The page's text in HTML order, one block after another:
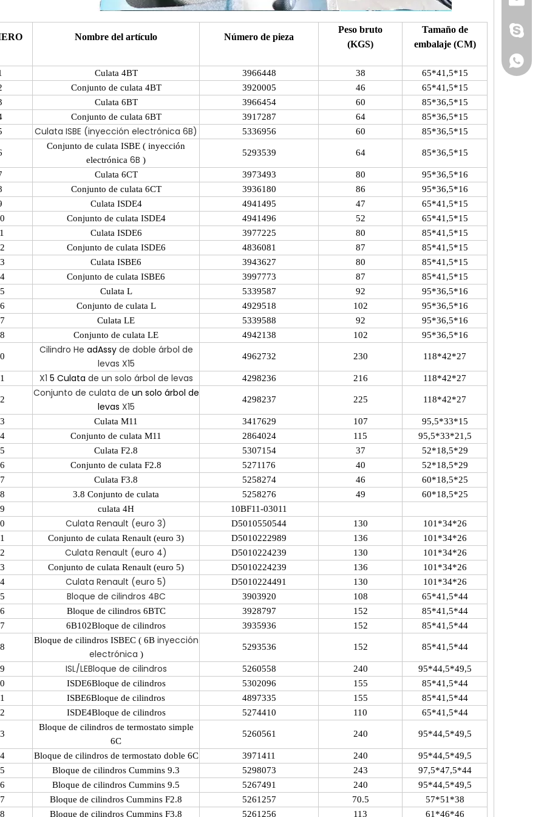
Nombre del artículo Número de pieza
Peso bruto
(KGS)
Tamaño de
embalaje (CM)
Culata 4BT 3966448 38
65*41,5*15
Conjunto de culata 4BT 3920005 46
65*41,5*15
Culata 6BT 3966454 60
85*36,5*15
Conjunto de culata 6BT 3917287 64
85*36,5*15
Culata ISBE (inyección electrónica 6B) 5336956 60 85*36,5*15
Conjunto de culata ISBE ( inyección
electrónica 6B )
5293539 64 85*36,5*15
Culata 6CT 3973493 80
95*36,5*16
Conjunto de culata 6CT 3936180 86
95*36,5*16
Culata ISDE4 4941495 47
65*41,5*15
Conjunto de culata ISDE4 4941496 52
65*41,5*15
Culata ISDE6 3977225 80
85*41,5*15
Conjunto de culata ISDE6 4836081 87
85*41,5*15
Culata ISBE6 3943627 80
85*41,5*15
Conjunto de culata ISBE6 3997773 87
85*41,5*15
Culata L 5339587 92
95*36,5*16
Conjunto de culata L 4929518 102
95*36,5*16
Culata LE 5339588 92
95*36,5*16
Conjunto de culata LE 4942138 102 95*36,5*16
Cilindro He adAssy de doble árbol de
levas X15
4962732 230 118*42*27
X1 5 Culata de un solo árbol de levas 4298236 216 118*42*27
Conjunto de culata de un solo árbol de
levas X15
4298237 225 118*42*27
Culata M11 3417629 107
95,5*33*15
Conjunto de culata M11 2864024 115
95,5*33*21,5
Culata F2.8 5307154 37
52*18,5*29
Conjunto de culata F2.8 5271176 40
52*18,5*29
Culata F3.8 5258274 46
60*18,5*25
3.8 Conjunto de culata 5258276 49
60*18,5*25
culata 4H
10BF11-03011
Culata Renault (euro 3) D5010550544 130
101*34*26
Conjunto de culata Renault (euro 3) D5010222989 136
101*34*26
Culata Renault (euro 4) D5010224239 130
101*34*26
Conjunto de culata Renault (euro 5) D5010224239 136
101*34*26
Culata Renault (euro 5) D5010224491 130
101*34*26
Bloque de cilindros 4BC 3903920 108
65*41,5*44
Bloque de cilindros 6BTC 3928797 152
85*41,5*44
6B102Bloque de cilindros 3935936 152 85*41,5*44
Bloque de cilindros ISBEC ( 6B inyección
electrónica )
5293536 152 85*41,5*44
ISL/LEBloque de cilindros 5260558 240
95*44,5*49,5
ISDE6Bloque de cilindros 5302096 155
85*41,5*44
ISBE6Bloque de cilindros 4897335 155
85*41,5*44
ISDE4Bloque de cilindros 5274410 110 65*41,5*44
Bloque de cilindros de termostato simple
6C
5260561 240 95*44,5*49,5
Bloque de cilindros de termostato doble 6C 3971411 240
95*44,5*49,5
Bloque de cilindros Cummins 9.3 5298073 243
97,5*47,5*44
Bloque de cilindros Cummins 9.5 5267491 240
95*44,5*49,5
Bloque de cilindros Cummins F2.8 5261257 70.5
57*51*38
Bloque de cilindros Cummins F3.8 5261256 113 61*46*46